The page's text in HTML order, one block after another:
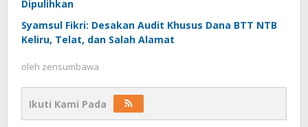
Dipulihkan
Syamsul Fikri: Desakan Audit Khusus Dana BTT NTB
Keliru, Telat, dan Salah Alamat
oleh zensumbawa
Ikuti Kami Pada